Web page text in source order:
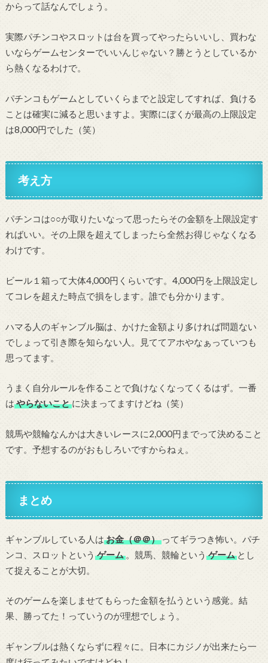
からって話なんでしょう。
実際パチンコやスロットは台を買ってやったらいいし、買わな
いならゲームセンターでいいんじゃない？勝とうとしているか
ら熱くなるわけで。
パチンコもゲームとしていくらまでと設定してすれば、負ける
ことは確実に減ると思いますよ。実際にぼくが最高の上限設定
は8,000円でした（笑）
考え方
パチンコは○○が取りたいなって思ったらその金額を上限設定す
ればいい。その上限を超えてしまったら全然お得じゃなくなる
わけです。
ビール１箱って大体4,000円くらいです。4,000円を上限設定し
てコレを超えた時点で損をします。誰でも分かります。
ハマる人のギャンブル脳は、かけた金額より多ければ問題ない
でしょって引き際を知らない人。見ててアホやなぁっていつも
思ってます。
うまく自分ルールを作ることで負けなくなってくるはず。一番
は やらないことに決まってますけどね（笑）
競馬や競輪なんかは大きいレースに2,000円までって決めること
です。予想するのがおもしろいですからねぇ。
まとめ
ギャンブルしている人は お金（＠＠）ってギラつき怖い。パチ
ンコ、スロットという ゲーム。競馬、競輪という ゲームとし
て捉えることが大切。
そのゲームを楽しませてもらった金額を払うという感覚。結
果、勝ってた！っていうのが理想でしょう。
ギャンブルは熱くならずに程々に。日本にカジノが出来たら一